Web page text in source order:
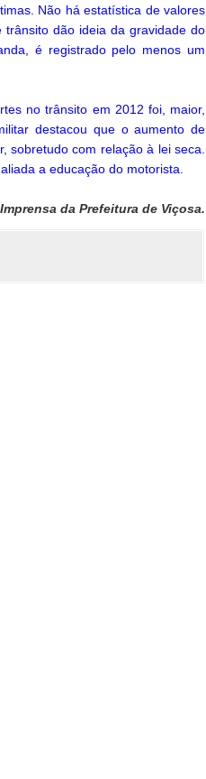
Não há estatística de valores
dão ideia da gravidade do
é registrado pelo menos um
no trânsito em 2012 foi, maior,
destacou que o aumento de
sobretudo com relação à lei seca.
a educação do motorista.
da Prefeitura de Viçosa.